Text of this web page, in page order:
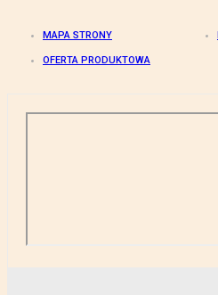
MAPA STRONY
OFERTA PRODUKTOWA